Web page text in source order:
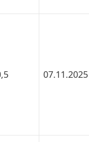
07.11.2025